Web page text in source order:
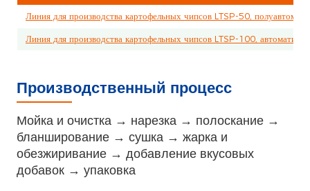
Линия для производства картофельных чипсов LTSP-50,
Линия для производства картофельных чипсов LTSP-100,
Производственный процесс
Мойка и очистка → нарезка → полоскание →
бланширование → сушка → жарка и
обезжиривание → добавление вкусовых
добавок → упаковка